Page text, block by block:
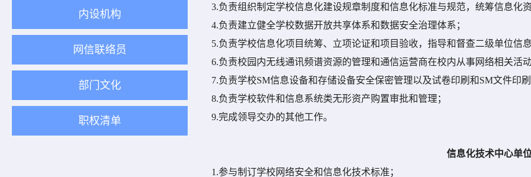
内设机构
网信联络员
部门文化
职权清单
3.负责组织制定学校信息化建设规章制度和信息化标准与规范，统筹信息化
4.负责建立健全学校数据开放共享体系和数据安全治理体系；
5.负责学校信息化项目统筹、立项论证和项目验收，指导和督查二级单位信息
6.负责校园内无线通讯频谱资源的管理和通信运营商在校内从事网络相关活动
7.负责学校SM信息设备和存储设备安全保密管理以及试卷印刷和SM文件印刷
8.负责学校软件和信息系统类无形资产购置审批和管理；
9.完成领导交办的其他工作。
信息化技术中心单
1.参与制订学校网络安全和信息化技术标准；